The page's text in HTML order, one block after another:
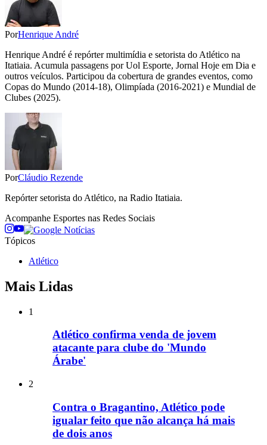
PorHenrique André
Henrique André é repórter multimídia e setorista do Atlético na
Itatiaia. Acumula passagens por Uol Esporte, Jornal Hoje em Dia e
outros veículos. Participou da cobertura de grandes eventos, como
Copas do Mundo (2014-18), Olimpíada (2016-2021) e Mundial de
Clubes (2025).
PorCláudio Rezende
Repórter setorista do Atlético, na Radio Itatiaia.
Acompanhe Esportes nas Redes Sociais
Tópicos
Atlético
Mais Lidas
1
Atlético confirma venda de jovem
atacante para clube do 'Mundo
Árabe'
2
Contra o Bragantino, Atlético pode
igualar feito que não alcança há mais
de dois anos